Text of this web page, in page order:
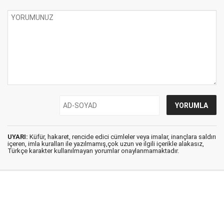
UYARI: Küfür, hakaret, rencide edici cümleler veya imalar, inançlara saldırı
içeren, imla kuralları ile yazılmamış,çok uzun ve ilgili içerikle alakasız,
Türkçe karakter kullanılmayan yorumlar onaylanmamaktadır.